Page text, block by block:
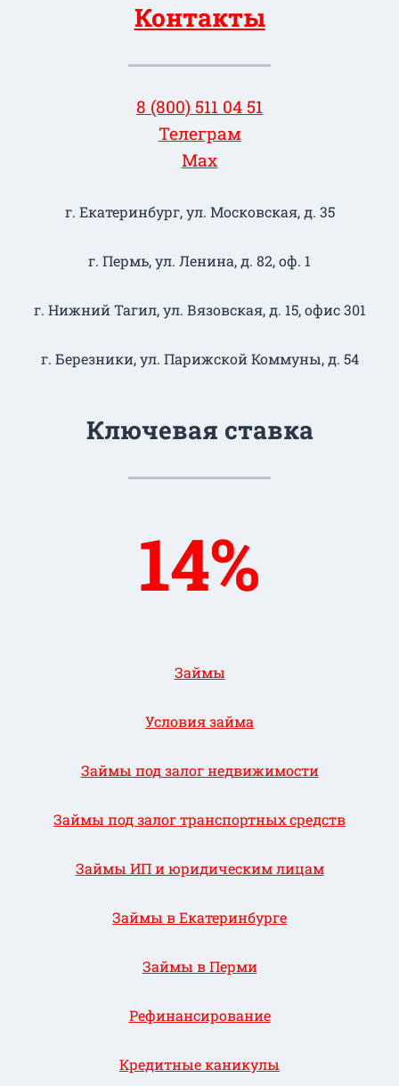
Контакты
8 (800) 511 04 51
Телеграм
Max
г. Екатеринбург, ул. Московская, д. 35
г. Пермь, ул. Ленина, д. 82, оф. 1
г. Нижний Тагил​, ул. Вязовская, д. 15, офис 301
г. Березники, ул. Парижской Коммуны, д. 54
Ключевая ставка
14%
Займы
Условия займа
Займы под залог недвижимости
Займы под залог транспортных средств
Займы ИП и юридическим лицам
Займы в Екатеринбурге
Займы в Перми
Рефинансирование
Кредитные каникулы